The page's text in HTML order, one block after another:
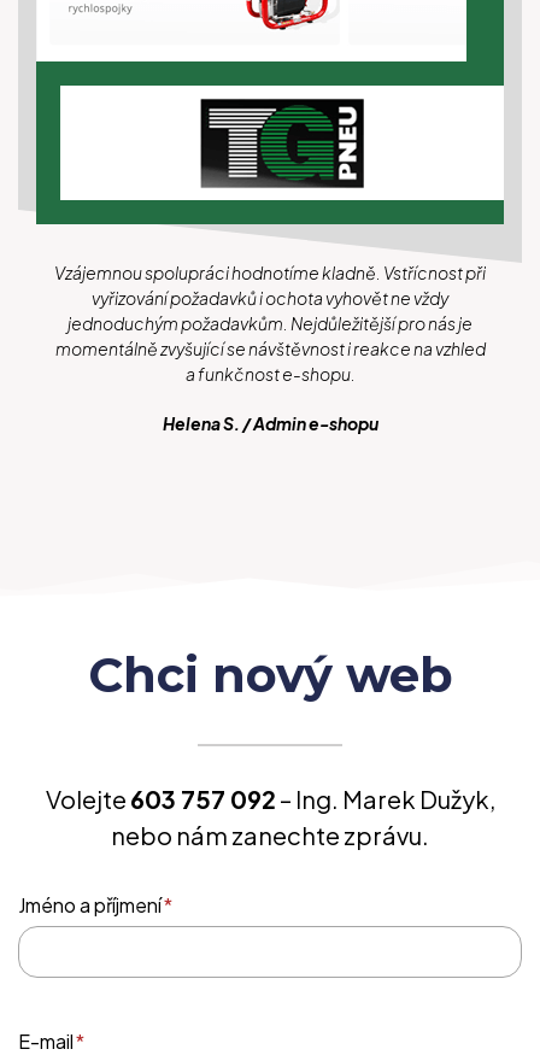
Vzájemnou spolupráci hodnotíme kladně. Vstřícnost při
vyřizování požadavků i ochota vyhovět ne vždy
jednoduchým požadavkům. Nejdůležitější pro nás je
momentálně zvyšující se návštěvnost i reakce na vzhled
a funkčnost e-shopu.
Helena S. / Admin e-shopu
Chci nový web
Volejte 603 757 092 – Ing. Marek Dužyk,
nebo nám zanechte zprávu.
Jméno a příjmení*
E-mail*